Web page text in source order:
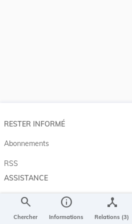
search
Chercher
info
Informations
device_hub
Relations (3)
RESTER INFORMÉ
Abonnements
RSS
ASSISTANCE
Aide et à propos
Projet Casemates